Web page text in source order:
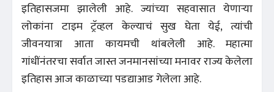
इतिहासजमा झालेली आहे. ज्यांच्या सहवासात येणाऱ्या
लोकांना टाइम ट्रॅव्हल केल्याचं सुख घेता येई, त्यांची
जीवनयात्रा आता कायमची थांबलेली आहे. महात्मा
गांधींनंतरचा सर्वात जास्त जनमानसांच्या मनावर राज्य केलेला
इतिहास आज काळाच्या पडद्याआड गेलेला आहे.